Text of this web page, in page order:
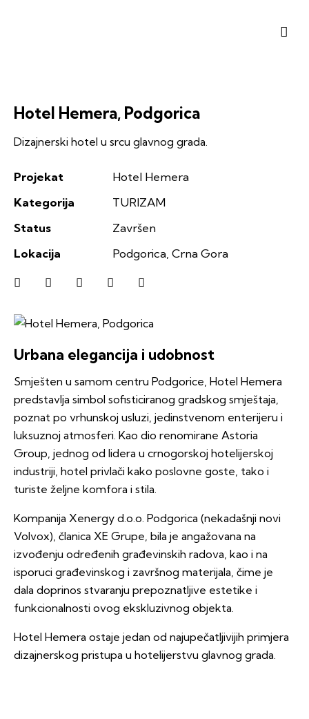
Hotel Hemera, Podgorica
Dizajnerski hotel u srcu glavnog grada.
Projekat
Hotel Hemera
Kategorija
TURIZAM
Status
Završen
Lokacija
Podgorica, Crna Gora
Urbana elegancija i udobnost
Smješten u samom centru Podgorice, Hotel Hemera
predstavlja simbol sofisticiranog gradskog smještaja,
poznat po vrhunskoj usluzi, jedinstvenom enterijeru i
luksuznoj atmosferi. Kao dio renomirane Astoria
Group, jednog od lidera u crnogorskoj hotelijerskoj
industriji, hotel privlači kako poslovne goste, tako i
turiste željne komfora i stila.
Kompanija Xenergy d.o.o. Podgorica (nekadašnji novi
Volvox), članica XE Grupe, bila je angažovana na
izvođenju određenih građevinskih radova, kao i na
isporuci građevinskog i završnog materijala, čime je
dala doprinos stvaranju prepoznatljive estetike i
funkcionalnosti ovog ekskluzivnog objekta.
Hotel Hemera ostaje jedan od najupečatljivijih primjera
dizajnerskog pristupa u hotelijerstvu glavnog grada.